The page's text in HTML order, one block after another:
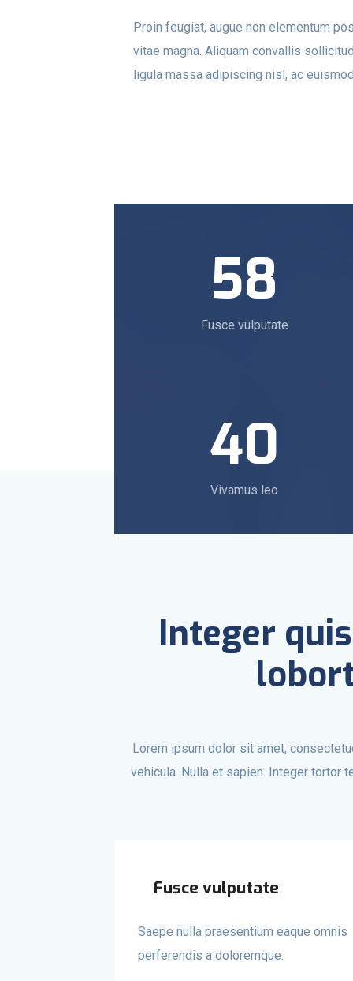
Proin feugiat, augue non elementum
vitae magna. Aliquam convallis
ligula massa adipiscing nisl, ac
58
Fusce vulputate
40
Vivamus leo
Integer
Lorem ipsum dolor sit amet,
vehicula. Nulla et sapien. Integer tortor
Fusce vulputate
Saepe nulla praesentium eaque omnis
perferendis a doloremque.